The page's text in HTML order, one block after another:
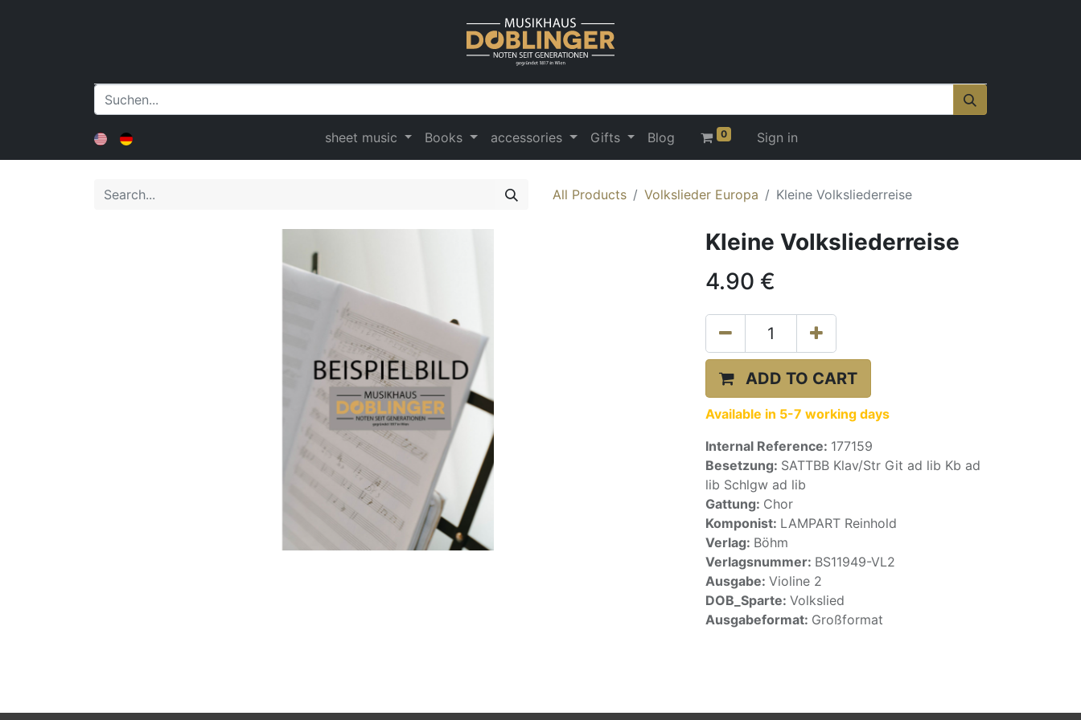
sheet music Books accessories Gifts Blog 0 Sign in
All Products Volkslieder Europa Kleine Volksliederreise
Kleine Volksliederreise
4.90 €
ADD TO CART
Available in 5-7 working days
Internal Reference: 177159
Besetzung: SATTBB Klav/Str Git ad lib Kb ad
lib Schlgw ad lib
Gattung: Chor
Komponist: LAMPART Reinhold
Verlag: Böhm
Verlagsnummer: BS11949-VL2
Ausgabe: Violine 2
DOB_Sparte: Volkslied
Ausgabeformat: Großformat